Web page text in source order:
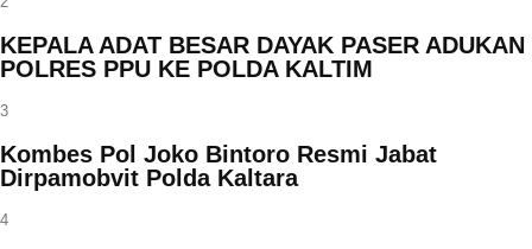
KEPALA ADAT BESAR DAYAK PASER ADUKAN
POLRES PPU KE POLDA KALTIM
3
Kombes Pol Joko Bintoro Resmi Jabat
Dirpamobvit Polda Kaltara
4